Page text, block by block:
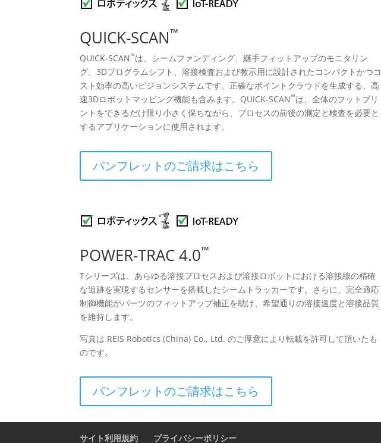
QUICK-SCAN™
QUICK-SCAN™は、シームファンディング、継手フィットアップのモニタリン
グ、3Dプログラムシフト、溶接検査および教示用に設計されたコンパクトかつコ
スト効率の高いビジョンシステムです。正確なポイントクラウドを生成する、高
速3Dロボットマッピング機能も含みます。QUICK-SCAN™は、全体のフットプリ
ントをできるだけ限り小さく保ちながら、プロセスの前後の測定と検査を必要と
するアプリケーションに使用されます。
パンフレットのご請求はこちら
POWER-TRAC 4.0™
Tシリーズは、あらゆる溶接プロセスおよび溶接ロボットにおける溶接線の精確
な追跡を実現するセンサーを搭載したシームトラッカーです。さらに、完全適応
制御機能がパーツのフィットアップ補正を助け、希望通りの溶接速度と溶接品質
を維持します。
写真は REIS Robotics (China) Co., Ltd. のご厚意により転載を許可して頂いたも
のです。
パンフレットのご請求はこちら
サイト利用規約 プライバシーポリシー